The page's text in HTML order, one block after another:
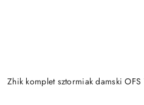
Zhik komplet sztormiak damski